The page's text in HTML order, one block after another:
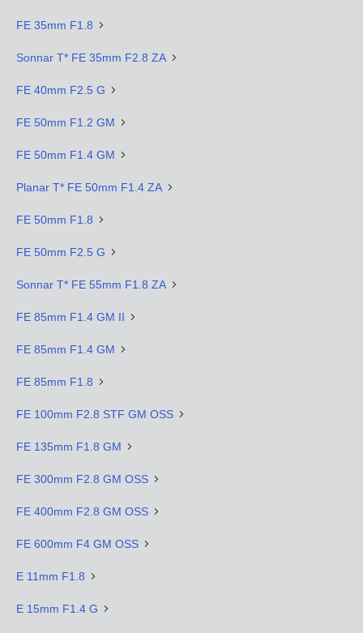
FE 35mm F1.8
Sonnar T* FE 35mm F2.8 ZA
FE 40mm F2.5 G
FE 50mm F1.2 GM
FE 50mm F1.4 GM
Planar T* FE 50mm F1.4 ZA
FE 50mm F1.8
FE 50mm F2.5 G
Sonnar T* FE 55mm F1.8 ZA
FE 85mm F1.4 GM II
FE 85mm F1.4 GM
FE 85mm F1.8
FE 100mm F2.8 STF GM OSS
FE 135mm F1.8 GM
FE 300mm F2.8 GM OSS
FE 400mm F2.8 GM OSS
FE 600mm F4 GM OSS
E 11mm F1.8
E 15mm F1.4 G